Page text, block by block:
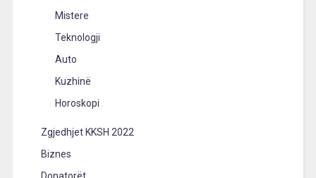
Mistere
Teknologji
Auto
Kuzhinë
Horoskopi
Zgjedhjet KKSH 2022
Biznes